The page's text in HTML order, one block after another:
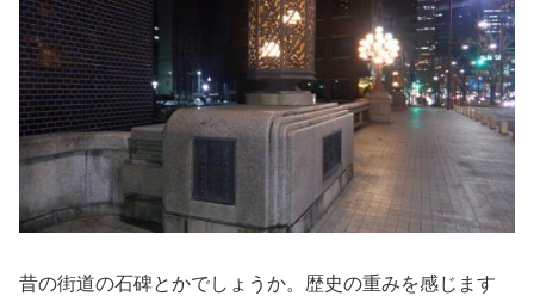
昔の街道の石碑とかでしょうか。歴史の重みを感じます